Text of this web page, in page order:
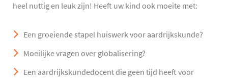
heel nuttig en leuk zijn! Heeft uw kind ook moeite met:
Een groeiende stapel huiswerk voor aardrijkskunde?
Moeilijke vragen over globalisering?
Een aardrijkskundedocent die geen tijd heeft voor